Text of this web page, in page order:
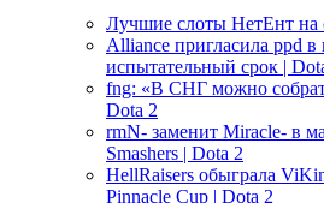
Лучшие слоты НетЕнт на
Alliance пригласила ppd в
испытательный срок |
fng: «В СНГ можно
Dota 2
rmN- заменит Miracle- в
Smashers | Dota 2
HellRaisers обыграла
Pinnacle Cup | Dota 2